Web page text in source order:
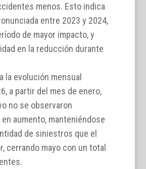
menos. Esto indica
entre 2023 y 2024,
de mayor impacto, y
en la reducción durante
la evolución mensual
a partir del mes de enero,
no se observaron
aumento, manteniéndose
de siniestros que el
cerrando mayo con un total